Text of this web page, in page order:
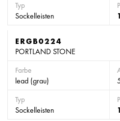
Typ
Sockelleisten
ERGB0224
PORTLAND STONE
Farbe
lead (grau)
Typ
Sockelleisten